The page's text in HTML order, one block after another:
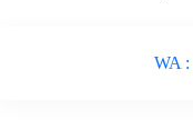
WA :